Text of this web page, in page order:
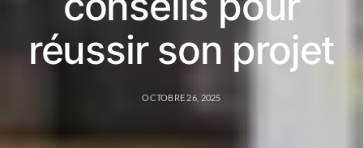
réussir son projet
OCTOBRE 26, 2025